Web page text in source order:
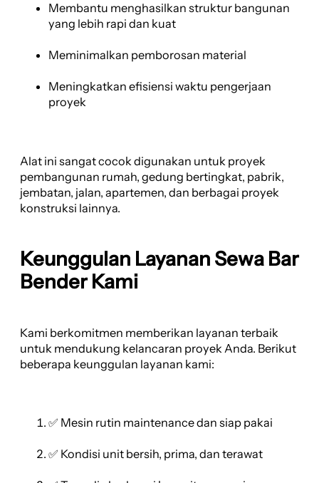
Membantu menghasilkan struktur bangunan
yang lebih rapi dan kuat
Meminimalkan pemborosan material
Meningkatkan efisiensi waktu pengerjaan
proyek
Alat ini sangat cocok digunakan untuk proyek
pembangunan rumah, gedung bertingkat, pabrik,
jembatan, jalan, apartemen, dan berbagai proyek
konstruksi lainnya.
Keunggulan Layanan Sewa Bar
Bender Kami
Kami berkomitmen memberikan layanan terbaik
untuk mendukung kelancaran proyek Anda. Berikut
beberapa keunggulan layanan kami:
✅ Mesin rutin maintenance dan siap pakai
✅ Kondisi unit bersih, prima, dan terawat